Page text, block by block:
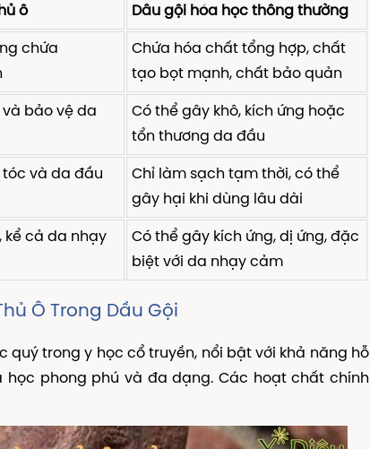
ô Dầu gội hóa học thông thường
chứa
Chứa hóa chất tổng hợp, chất
tạo bọt mạnh, chất bảo quản
và bảo vệ da
Có thể gây khô, kích ứng hoặc
tổn thương da đầu
tóc và da đầu
Chỉ làm sạch tạm thời, có thể
gây hại khi dùng lâu dài
kể cả da nhạy
Có thể gây kích ứng, dị ứng, đặc
biệt với da nhạy cảm
Ô Trong Dầu Gội
trong y học cổ truyền, nổi bật với khả năng hỗ
phong phú và đa dạng. Các hoạt chất chính